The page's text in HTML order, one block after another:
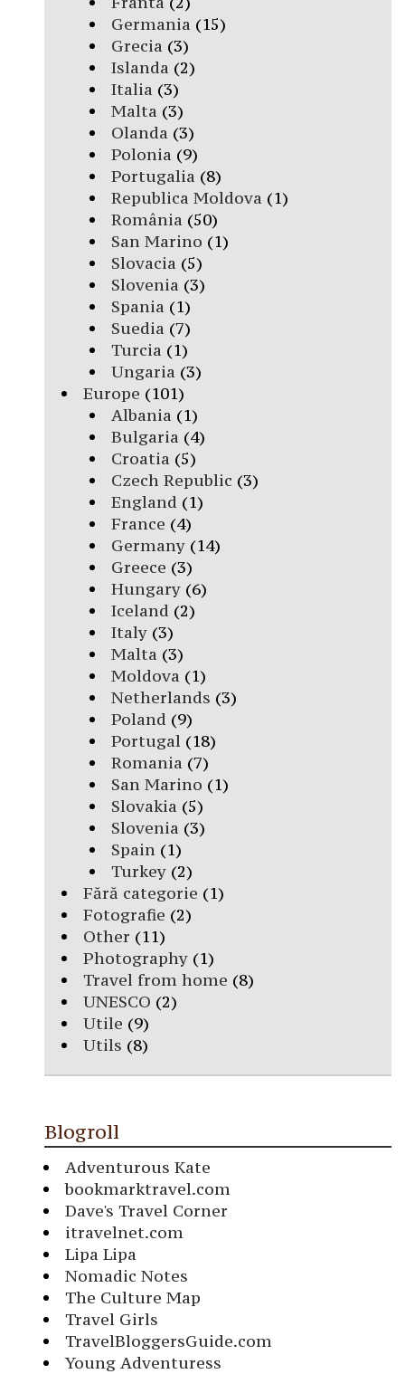
Germania (15)
Grecia (3)
Islanda (2)
Italia (3)
Malta (3)
Olanda (3)
Polonia (9)
Portugalia (8)
Republica Moldova (1)
România (50)
San Marino (1)
Slovacia (5)
Slovenia (3)
Spania (1)
Suedia (7)
Turcia (1)
Ungaria (3)
Europe (101)
Albania (1)
Bulgaria (4)
Croatia (5)
Czech Republic (3)
England (1)
France (4)
Germany(14)
Greece (3)
Hungary(6)
Iceland (2)
Italy(3)
Malta (3)
Moldova (1)
Netherlands (3)
Poland (9)
Portugal(18)
Romania (7)
San Marino (1)
Slovakia (5)
Slovenia (3)
Spain(1)
Turkey(2)
Fără categorie (1)
Fotografie (2)
Other (11)
Photography (1)
Travel from home (8)
UNESCO (2)
Utile (9)
Utils (8)
Blogroll
Adventurous Kate
bookmarktravel.com
Dave's Travel Corner
itravelnet.com
Lipa Lipa
Nomadic Notes
The Culture Map
Travel Girls
TravelBloggersGuide.com
Young Adventuress